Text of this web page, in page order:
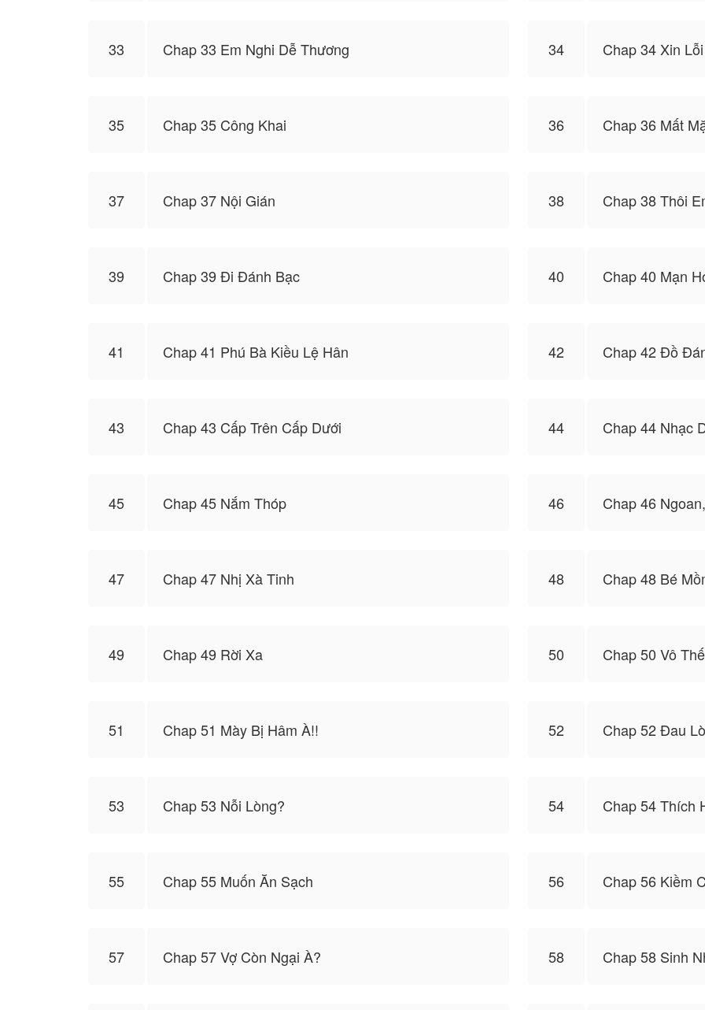
33 Chap 33 Em Nghi Dễ Thương 34 Chap 34 Xin Lỗi
35 Chap 35 Công Khai 36 Chap 36 Mất
37 Chap 37 Nội Gián 38 Chap 38 Thôi
39 Chap 39 Đi Đánh Bạc 40 Chap 40 Mạn
41 Chap 41 Phú Bà Kiều Lệ Hân 42 Chap 42 Đồ
43 Chap 43 Cấp Trên Cấp Dưới 44 Chap 44 Nhạc
45 Chap 45 Nắm Thóp 46 Chap 46
47 Chap 47 Nhị Xà Tinh 48 Chap 48 Bé
49 Chap 49 Rời Xa 50 Chap 50 Vô
51 Chap 51 Mày Bị Hâm À!! 52 Chap 52 Đau
53 Chap 53 Nỗi Lòng? 54 Chap 54 Thích
55 Chap 55 Muốn Ăn Sạch 56 Chap 56 Kiềm
57 Chap 57 Vợ Còn Ngại À? 58 Chap 58 Sinh